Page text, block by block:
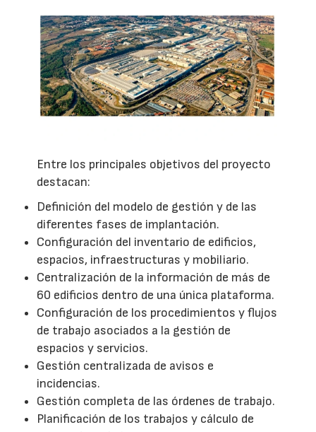
Entre los principales objetivos del proyecto
destacan:
Definición del modelo de gestión y de las
diferentes fases de implantación.
Configuración del inventario de edificios,
espacios, infraestructuras y mobiliario.
Centralización de la información de más de
60 edificios dentro de una única plataforma.
Configuración de los procedimientos y flujos
de trabajo asociados a la gestión de
espacios y servicios.
Gestión centralizada de avisos e
incidencias.
Gestión completa de las órdenes de trabajo.
Planificación de los trabajos y cálculo de